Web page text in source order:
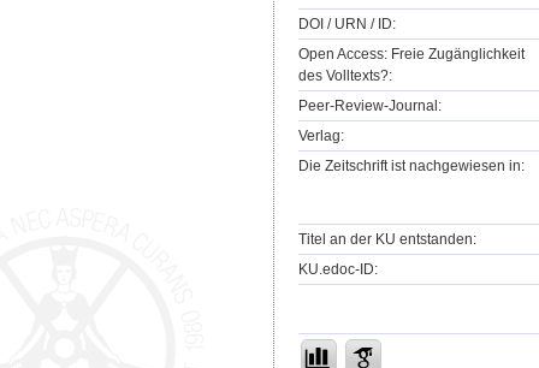
DOI / URN / ID:
Open Access: Freie Zugänglichkeit
des Volltexts?:
Peer-Review-Journal:
Verlag:
Die Zeitschrift ist nachgewiesen in:
Titel an der KU entstanden:
KU.edoc-ID: